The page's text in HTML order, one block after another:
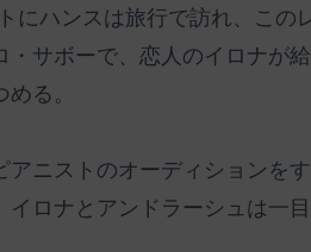
にハンスは旅行で訪れ、この
サボーで、恋人のイロナが
る。
アニストのオーディションを
ロナとアンドラーシュは一目